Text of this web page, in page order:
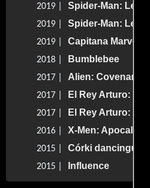
2019 | Spider-Man: Lejos
2019 | Spider-Man: Lejos
2019 | Capitana Marvel
2018 | Bumblebee
2017 | Alien: Covenant
2017 | El Rey Arturo: La
2017 | El Rey Arturo: La
2016 | X-Men: Apocalipsis
2015 | Córki dancingu
2015 | Influence